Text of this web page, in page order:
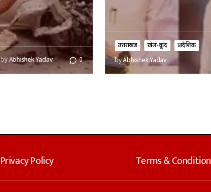
byAbhishek Yadav 0
उत्तराखंड खेल-कूद
प्रादेशिक
byAbhishek Yadav
Privacy Policy Terms &